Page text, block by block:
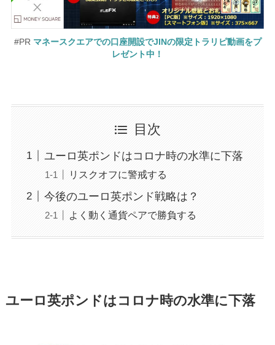
#PR マネースクエアでの口座開設でJINの限定トラリピ動画をプ
レゼント中！
目次
ユーロ英ポンドはコロナ時の水準に下落
リスクオフに警戒する
今後のユーロ英ポンド戦略は？
よく動く通貨ペアで勝負する
ユーロ英ポンドはコロナ時の水準に下落